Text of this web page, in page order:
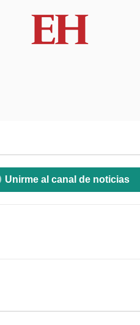
Unirme al canal de noticias